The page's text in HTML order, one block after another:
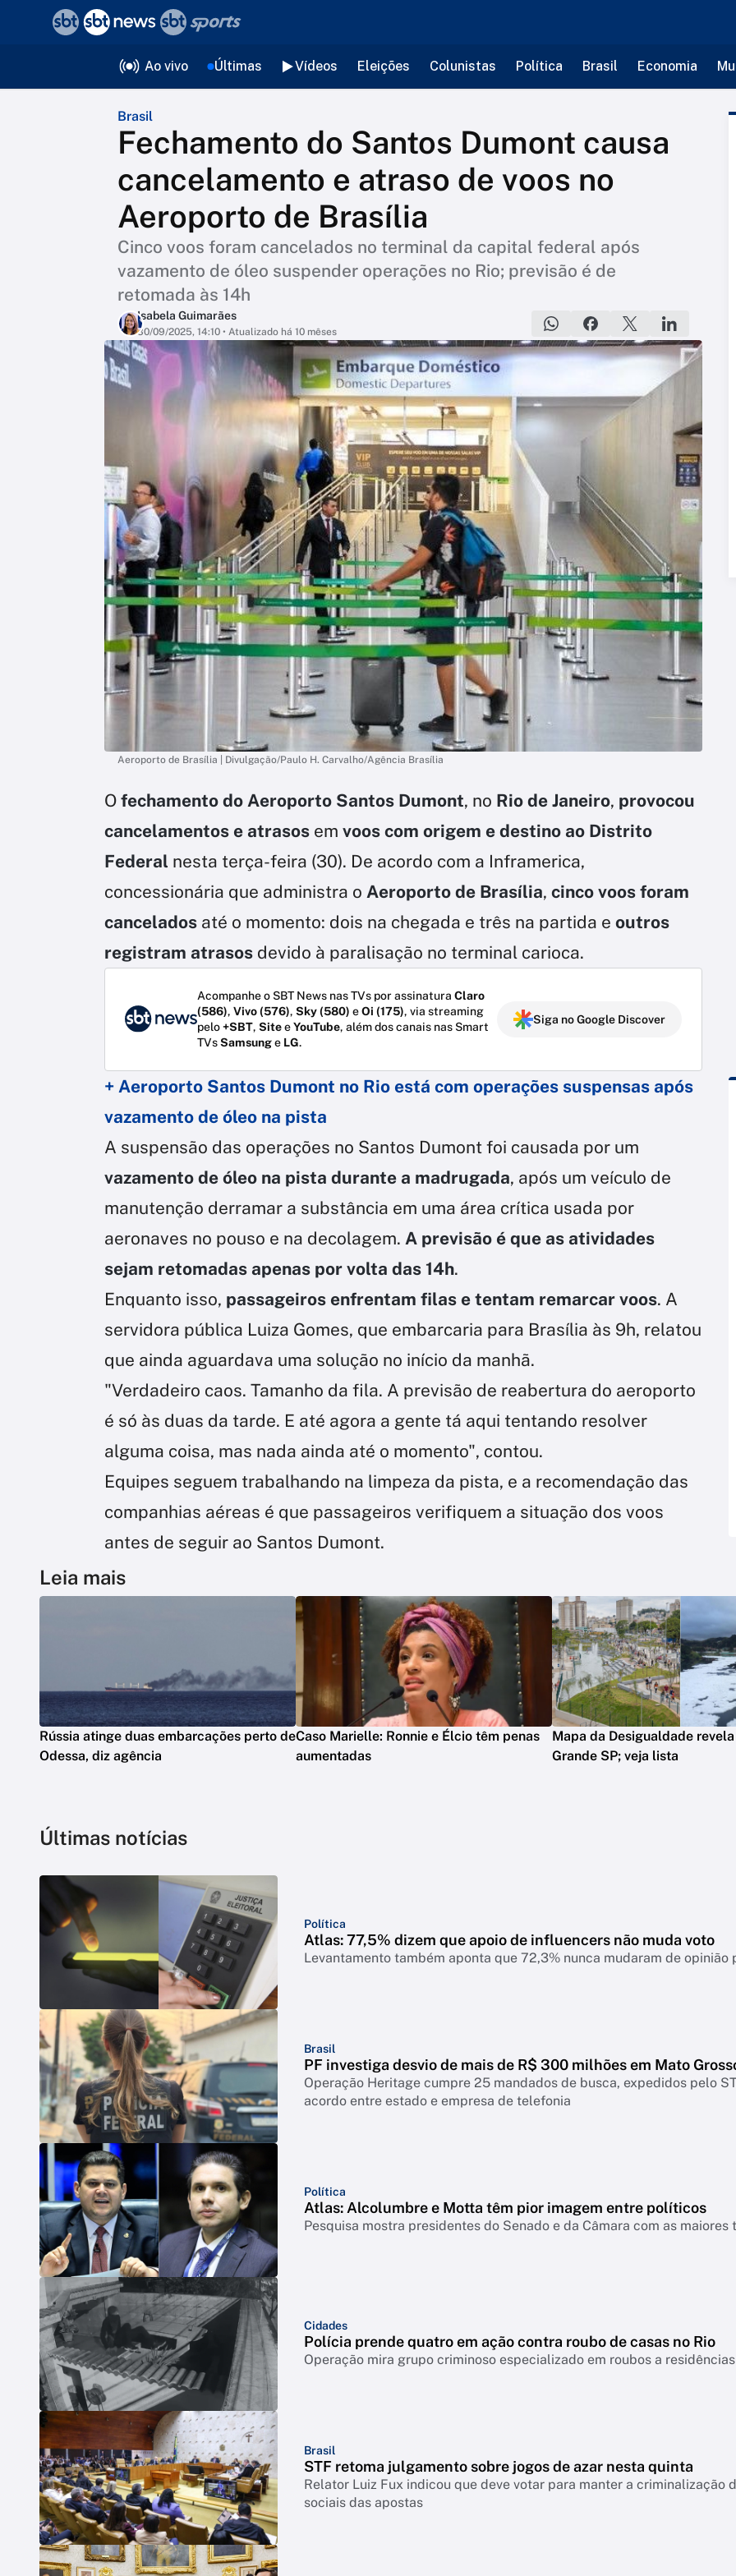
Ao vivo Últimas Vídeos Eleições Colunistas Política Brasil Economia
Brasil
Fechamento do Santos Dumont causa
cancelamento e atraso de voos no
Aeroporto de Brasília
Cinco voos foram cancelados no terminal da capital federal após
vazamento de óleo suspender operações no Rio; previsão é de
retomada às 14h
Isabela Guimarães
30/09/2025, 14:10 • Atualizado há 10 mêses
Aeroporto de Brasília | Divulgação/Paulo H. Carvalho/Agência Brasília
O fechamento do Aeroporto Santos Dumont, no Rio de Janeiro, provocou
cancelamentos e atrasos em voos com origem e destino ao Distrito
Federal nesta terça-feira (30). De acordo com a Inframerica,
concessionária que administra o Aeroporto de Brasília, cinco voos foram
cancelados até o momento: dois na chegada e três na partida e outros
registram atrasos devido à paralisação no terminal carioca.
Acompanhe o SBT News nas TVs por assinatura Claro
(586), Vivo (576), Sky (580) eOi (175), via streaming
pelo+SBT, SiteeYouTube, além dos canais nas Smart
TVsSamsunge LG.
Siga no Google Discover
+ Aeroporto Santos Dumont no Rio está com operações suspensas após
vazamento de óleo na pista
A suspensão das operações no Santos Dumont foi causada por um
vazamento de óleo na pista durante a madrugada, após um veículo de
manutenção derramar a substância em uma área crítica usada por
aeronaves no pouso e na decolagem. A previsão é que as atividades
sejam retomadas apenas por volta das 14h.
Enquanto isso, passageiros enfrentam filas e tentam remarcar voos. A
servidora pública Luiza Gomes, que embarcaria para Brasília às 9h, relatou
que ainda aguardava uma solução no início da manhã.
"Verdadeiro caos. Tamanho da fila. A previsão de reabertura do aeroporto
é só às duas da tarde. E até agora a gente tá aqui tentando resolver
alguma coisa, mas nada ainda até o momento", contou.
Equipes seguem trabalhando na limpeza da pista, e a recomendação das
companhias aéreas é que passageiros verifiquem a situação dos voos
antes de seguir ao Santos Dumont.
Leia mais
Rússia atinge duas embarcações perto de
Odessa, diz agência
Caso Marielle: Ronnie e Élcio têm penas
aumentadas
Mapa da Desigualdade
Grande SP; veja lista
Últimas notícias
Política
Atlas: 77,5% dizem que apoio de influencers não muda voto
Levantamento também aponta que 72,3% nunca mudaram de
Brasil
PF investiga desvio de mais de R$ 300 milhões em Mato
Operação Heritage cumpre 25 mandados de busca, expedidos pelo
acordo entre estado e empresa de telefonia
Política
Atlas: Alcolumbre e Motta têm pior imagem entre políticos
Pesquisa mostra presidentes do Senado e da Câmara com as
Cidades
Polícia prende quatro em ação contra roubo de casas no Rio
Operação mira grupo criminoso especializado em roubos a
Brasil
STF retoma julgamento sobre jogos de azar nesta quinta
Relator Luiz Fux indicou que deve votar para manter a criminalização
sociais das apostas
voltar
Editorias